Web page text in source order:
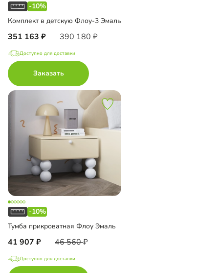
-10%
Комплект в детскую Флоу-3 Эмаль
351 163 390 180
Доступно для доставки
Заказать
-10%
Тумба прикроватная Флоу Эмаль
41 907 46 560
Доступно для доставки